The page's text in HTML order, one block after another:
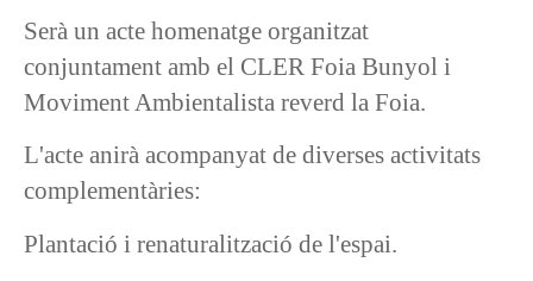
Serà un acte homenatge organitzat
conjuntament amb el CLER Foia Bunyol i
Moviment Ambientalista reverd la Foia.
L'acte anirà acompanyat de diverses activitats
complementàries:
Plantació i renaturalització de l'espai.